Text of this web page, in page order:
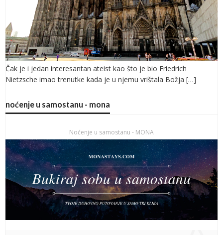
Čak je i jedan interesantan ateist kao što je bio Friedrich
Nietzsche imao trenutke kada je u njemu vrištala Božja […]
noćenje u samostanu - mona
Noćenje u samostanu - MONA